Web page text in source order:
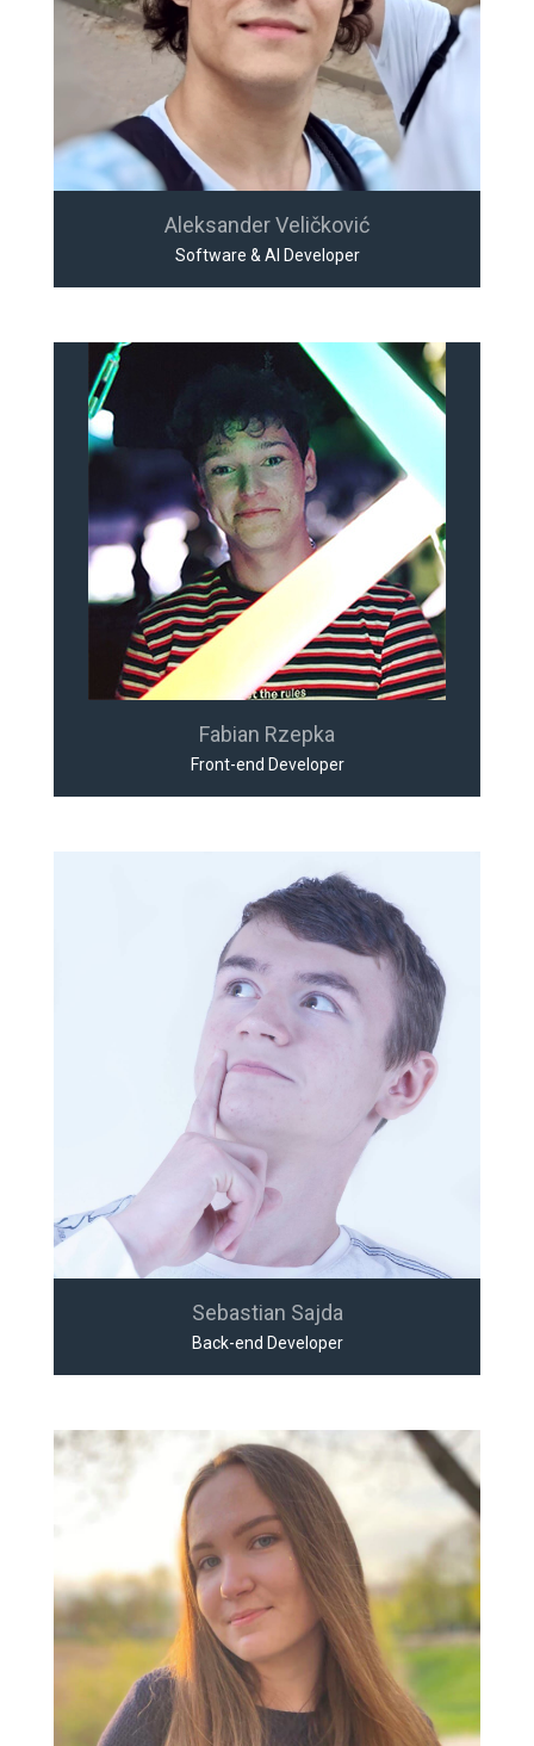
Aleksander Veličković
Software & AI Developer
Fabian Rzepka
Front-end Developer
Sebastian Sajda
Back-end Developer